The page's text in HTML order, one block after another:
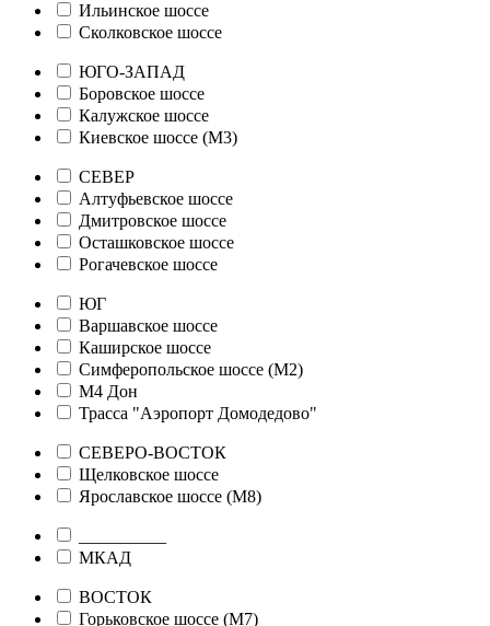
Ильинское шоссе
Сколковское шоссе
ЮГО-ЗАПАД
Боровское шоссе
Калужское шоссе
Киевское шоссе (М3)
СЕВЕР
Алтуфьевское шоссе
Дмитровское шоссе
Осташковское шоссе
Рогачевское шоссе
ЮГ
Варшавское шоссе
Каширское шоссе
Симферопольское шоссе (М2)
М4 Дон
Трасса "Аэропорт Домодедово"
СЕВЕРО-ВОСТОК
Щелковское шоссе
Ярославское шоссе (М8)
МКАД
ВОСТОК
Горьковское шоссе (М7)